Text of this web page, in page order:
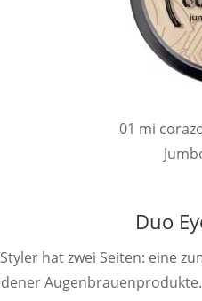
01 mi
Duo
hat zwei Seiten: eine